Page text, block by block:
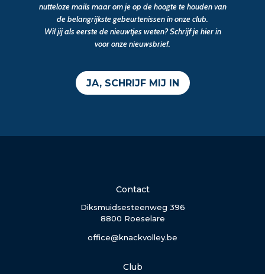
nutteloze mails maar om je op de hoogte te houden van
de belangrijkste gebeurtenissen in onze club.
Wil jij als eerste de nieuwtjes weten? Schrijf je hier in
voor onze nieuwsbrief.
JA, SCHRIJF MIJ IN
Contact
Diksmuidsesteenweg 396
8800 Roeselare
office@knackvolley.be
Club